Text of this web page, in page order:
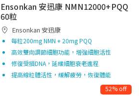
Ensonkan 安迅康 NMN12000+PQQ
60粒
Ensonkan 安迅康
每粒200mg NMN + 20mg PQQ
高效雙向調節細胞功能，增強細胞活性
修復受損DNA，延緩細胞衰老進程
提高線粒體活性，緩解疲勞，恢復體能
52% off